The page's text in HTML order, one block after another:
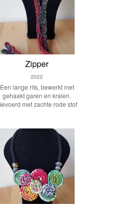
Zipper
2022
Een lange rits, bewerkt met
gehaakt garen en kralen.
met zachte rode stof